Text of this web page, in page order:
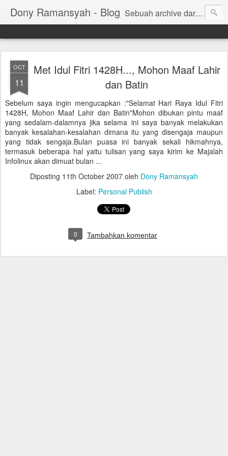
Dony Ramansyah - Blog Sebuah archive dari kehidupan - log dari perjalanan dan tujuan | Fell Free ... ( archive of live, log of journey and target | Fell Free ...)
OCT
11
Met Idul Fitri 1428H..., Mohon Maaf Lahir
dan Batin
Sebelum saya ingin mengucapkan :"Selamat Hari Raya Idul Fitri
1428H, Mohon Maaf Lahir dan Batin"Mohon dibukan pintu maaf
yang sedalam-dalamnya jika selama ini saya banyak melakukan
banyak kesalahan-kesalahan dimana itu yang disengaja maupun
yang tidak sengaja.Bulan puasa ini banyak sekali hikmahnya,
termasuk beberapa hal yaitu tulisan yang saya kirim ke Majalah
Infolinux akan dimuat bulan ...
Diposting 11th October 2007 oleh Dony Ramansyah
Label: Personal Publish
0 Tambahkan komentar